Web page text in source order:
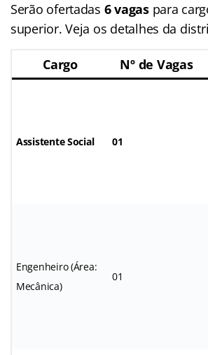
Serão ofertadas 6 vagaspara
superior. Veja os detalhes da
Cargo Nº de Vagas
Assistente Social 01
Engenheiro (Área:
Mecânica)
01